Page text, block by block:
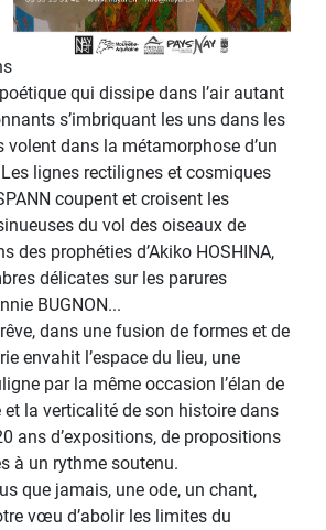
qui dissipe dans l’air autant
s’imbriquant les uns dans les
volent dans la métamorphose d’un
lignes rectilignes et cosmiques
coupent et croisent les
du vol des oiseaux de
des prophéties d’Akiko HOSHINA,
délicates sur les parures
BUGNON...
dans une fusion de formes et de
envahit l’espace du lieu, une
par la même occasion l’élan de
la verticalité de son histoire dans
ans d’expositions, de propositions
à un rythme soutenu.
que jamais, une ode, un chant,
vœu d’abolir les limites du